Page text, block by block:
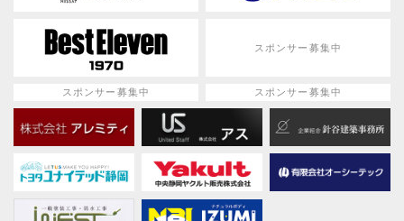
スポンサー募集中
スポンサー募集中 スポンサー募集中